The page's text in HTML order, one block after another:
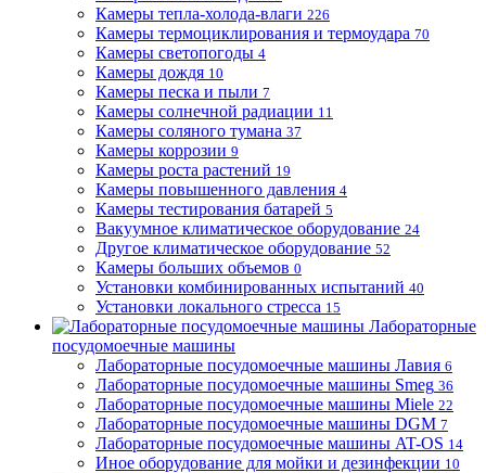
Камеры тепла-холода-влаги 226
Камеры термоциклирования и термоудара 70
Камеры светопогоды 4
Камеры дождя 10
Камеры песка и пыли 7
Камеры солнечной радиации 11
Камеры соляного тумана 37
Камеры коррозии 9
Камеры роста растений 19
Камеры повышенного давления 4
Камеры тестирования батарей 5
Вакуумное климатическое оборудование 24
Другое климатическое оборудование 52
Камеры больших объемов 0
Установки комбинированных испытаний 40
Установки локального стресса 15
Лабораторные
посудомоечные машины
Лабораторные посудомоечные машины Лавия 6
Лабораторные посудомоечные машины Smeg 36
Лабораторные посудомоечные машины Miele 22
Лабораторные посудомоечные машины DGM 7
Лабораторные посудомоечные машины AT-OS 14
Иное оборудование для мойки и дезинфекции 10